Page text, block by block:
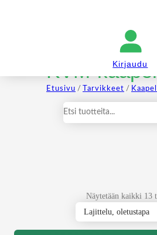
Kirjaudu
KVM-
Etusivu / Tarvikkeet /
Haku
Näytetään kaikki 13